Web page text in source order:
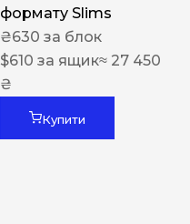
формату Slims
₴630 за блок
$610 за ящик≈ 27 450
₴
Купити